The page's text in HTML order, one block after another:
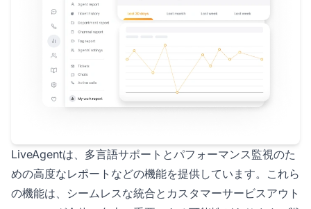
LiveAgentは、多言語サポートとパフォーマンス監視のた
めの高度なレポートなどの機能を提供しています。これら
の機能は、シームレスな統合とカスタマーサービスアウト